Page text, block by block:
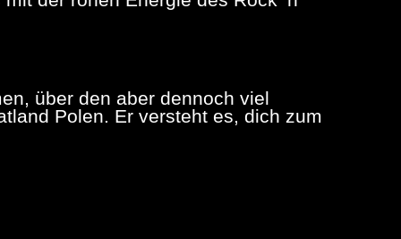
über den aber dennoch viel
Polen. Er versteht es, dich zum